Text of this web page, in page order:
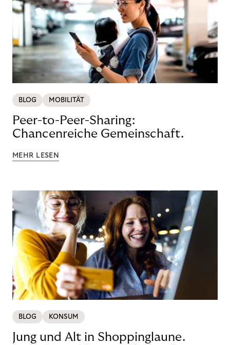
BLOG MOBILITÄT
Peer-to-Peer-Sharing:
Chancenreiche Gemeinschaft.
MEHR LESEN
BLOG KONSUM
Jung und Alt in Shoppinglaune.